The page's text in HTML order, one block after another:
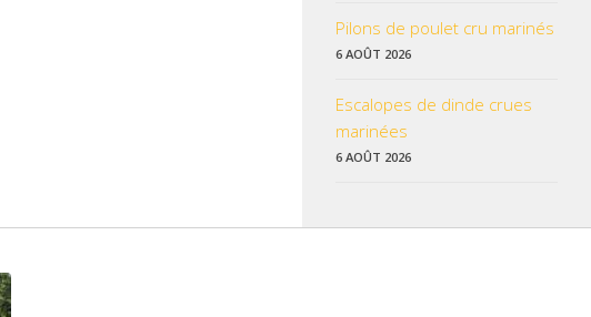
Pilons de poulet cru marinés
6 AOÛT 2026
Escalopes de dinde crues
marinées
6 AOÛT 2026